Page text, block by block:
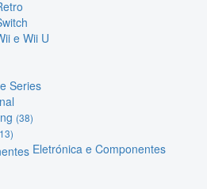
e Wii U
Series
(38)
Eletrónica e Componentes